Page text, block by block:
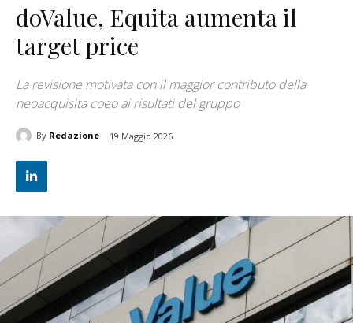
doValue, Equita aumenta il
target price
La revisione motivata con il maggior contributo della
neoacquisita coeo ai risultati del gruppo
By Redazione 19 Maggio 2026